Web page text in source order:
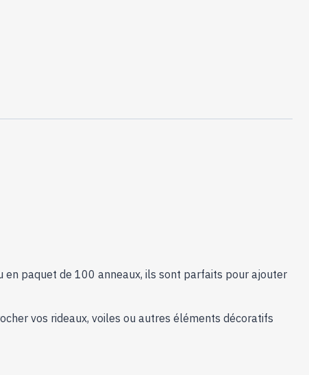
paquet de 100 anneaux, ils sont parfaits pour ajouter
vos rideaux, voiles ou autres éléments décoratifs